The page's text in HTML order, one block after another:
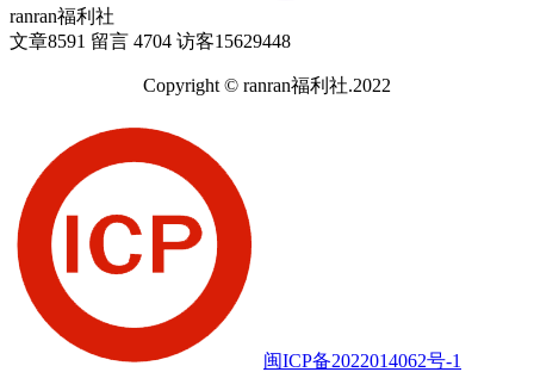
ranran福利社
文章8591 留言 4704 访客15629448
Copyright © ranran福利社.2022
闽ICP备2022014062号-1